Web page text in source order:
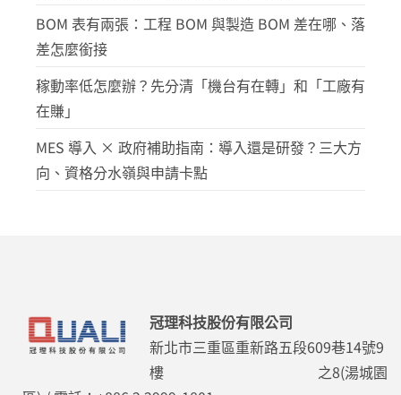
BOM 表有兩張：工程 BOM 與製造 BOM 差在哪、落
差怎麼銜接
稼動率低怎麼辦？先分清「機台有在轉」和「工廠有
在賺」
MES 導入 × 政府補助指南：導入還是研發？三大方
向、資格分水嶺與申請卡點
冠理科技股份有限公司
新北市三重區重新路五段609巷14號9
樓 之8(湯城園